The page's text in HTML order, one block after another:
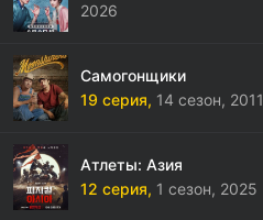
2026
Самогонщики
19 серия, 14 сезон, 2011
Атлеты: Азия
12 серия, 1 сезон, 2025